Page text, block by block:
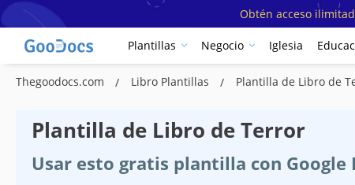
Obtén acceso
Plantillas Negocio Iglesia
Thegoodocs.com Libro Plantillas Plantilla de Libro de
Plantilla de Libro de Terror
Usar esto gratis plantilla con Google